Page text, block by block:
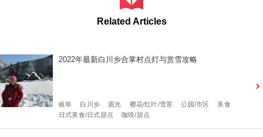
Related Articles
2022年最新白川乡合掌村点灯与赏雪攻略
岐阜 白川乡 观光 樱花/红叶/雪景 公园/市区
美食
日式美食/日式甜点
咖啡/甜点